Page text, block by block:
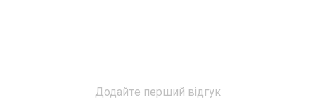
Додайте перший відгук